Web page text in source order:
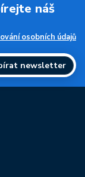
náš
osobních údajů
newsletter